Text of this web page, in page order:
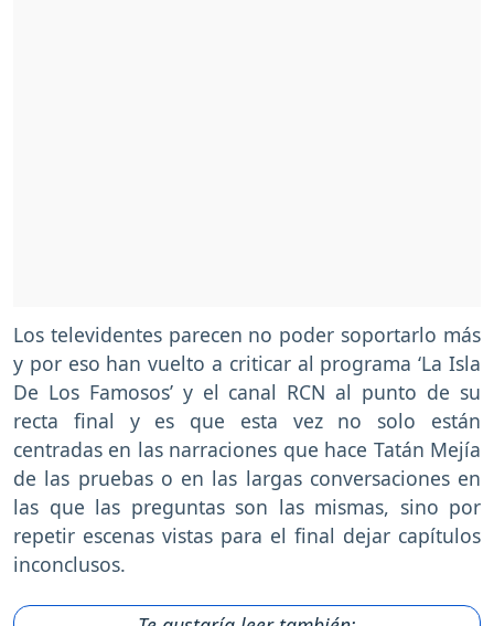
Los televidentes parecen no poder soportarlo más
y por eso han vuelto a criticar al programa ‘La Isla
De Los Famosos’ y el canal RCN al punto de su
recta final y es que esta vez no solo están
centradas en las narraciones que hace Tatán Mejía
de las pruebas o en las largas conversaciones en
las que las preguntas son las mismas, sino por
repetir escenas vistas para el final dejar capítulos
inconclusos.